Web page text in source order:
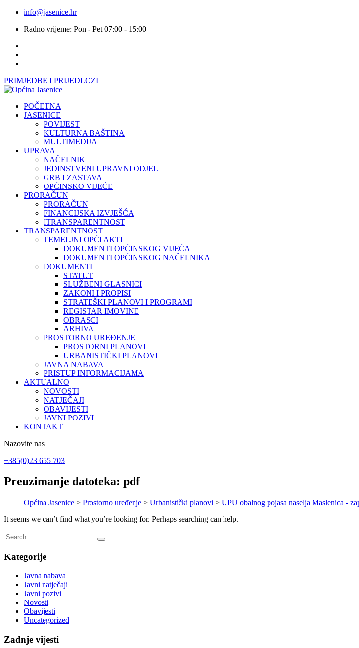
info@jasenice.hr
Radno vrijeme: Pon - Pet 07:00 - 15:00
PRIMJEDBE I PRIJEDLOZI
POČETNA
JASENICE
POVIJEST
KULTURNA BAŠTINA
MULTIMEDIJA
UPRAVA
NAČELNIK
JEDINSTVENI UPRAVNI ODJEL
GRB I ZASTAVA
OPĆINSKO VIJEĆE
PRORAČUN
PRORAČUN
FINANCIJSKA IZVJEŠĆA
ITRANSPARENTNOST
TRANSPARENTNOST
TEMELJNI OPĆI AKTI
DOKUMENTI OPĆINSKOG VIJEĆA
DOKUMENTI OPĆINSKOG NAČELNIKA
DOKUMENTI
STATUT
SLUŽBENI GLASNICI
ZAKONI I PROPISI
STRATEŠKI PLANOVI I PROGRAMI
REGISTAR IMOVINE
OBRASCI
ARHIVA
PROSTORNO UREĐENJE
PROSTORNI PLANOVI
URBANISTIČKI PLANOVI
JAVNA NABAVA
PRISTUP INFORMACIJAMA
AKTUALNO
NOVOSTI
NATJEČAJI
OBAVIJESTI
JAVNI POZIVI
KONTAKT
Nazovite nas
+385(0)23 655 703
Preuzimanje datoteka: pdf
Općina Jasenice > Prostorno uređenje > Urbanistički planovi > UPU obalnog pojasa naselja Maslenica -
It seems we can’t find what you’re looking for. Perhaps searching can help.
Kategorije
Javna nabava
Javni natječaji
Javni pozivi
Novosti
Obavijesti
Uncategorized
Zadnje vijesti